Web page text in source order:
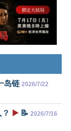
岛链 2026/7/22
▶️ 📝 2026/7/16